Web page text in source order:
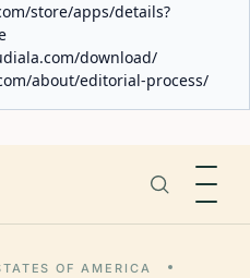
store/apps/details?
download/
about/editorial-process/
OF AMERICA